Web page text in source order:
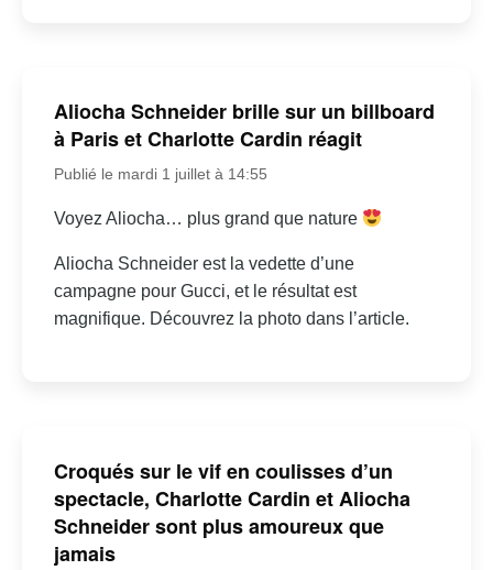
Aliocha Schneider brille sur un billboard
à Paris et Charlotte Cardin réagit
Publié le mardi 1 juillet à 14:55
Voyez Aliocha… plus grand que nature
Aliocha Schneider est la vedette d’une
campagne pour Gucci, et le résultat est
magnifique. Découvrez la photo dans l’article.
Croqués sur le vif en coulisses d’un
spectacle, Charlotte Cardin et Aliocha
Schneider sont plus amoureux que
jamais